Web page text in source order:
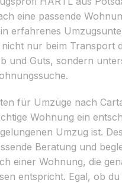
eine passende
erfahrenes
nur beim Transport
und Guts, sondern
für Umzüge nach
Wohnung ein
Umzug ist.
Beratung und
einer Wohnung, die
entspricht. Egal, ob du